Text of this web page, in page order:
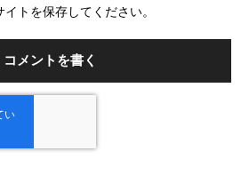
トを保存してください。